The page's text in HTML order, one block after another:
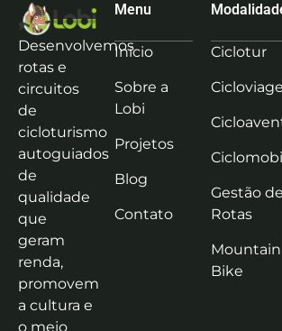
Desenvolvemos
rotas e
circuitos
de
cicloturismo
autoguiados
de
qualidade
que
geram
renda,
promovem
a cultura e
o meio
Menu
Início
Sobre a
Lobi
Projetos
Blog
Contato
Ciclotur
Gestão de
Rotas
Mountain
Bike